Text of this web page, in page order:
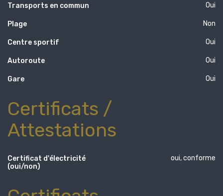
Transports en commun Oui
Plage Non
Centre sportif Oui
Autoroute Oui
Gare Oui
Certificats /
Attestations
Certificat d'électricité
(oui/non)
oui, conforme